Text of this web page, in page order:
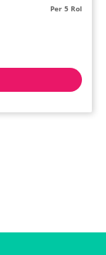
Per 5 Rol